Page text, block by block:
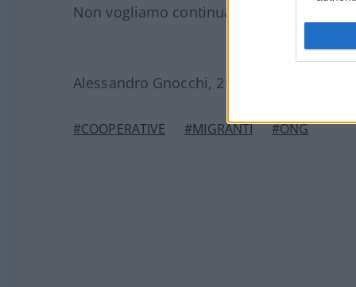
Non vogliamo continuare ad assistere
Alessandro Gnocchi, 21 settembre 2019
#COOPERATIVE #MIGRANTI #ONG